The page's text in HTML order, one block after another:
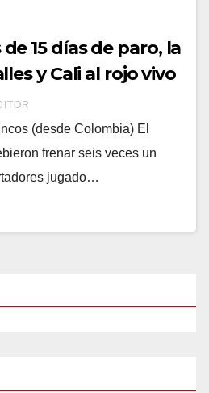
15 días de paro, la
y Cali al rojo vivo
(desde Colombia) El
frenar seis veces un
jugado…